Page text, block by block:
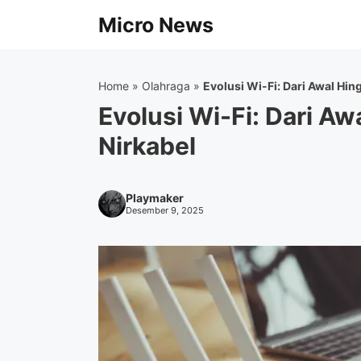
Micro News
Home » Olahraga » Evolusi Wi-Fi: Dari Awal
Evolusi Wi-Fi: Dari
Nirkabel
Playmaker
Desember 9, 2025